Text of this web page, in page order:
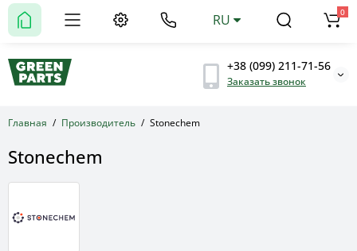
+38 (099) 211-71-56
Заказать звонок
RU 0
Главная Производитель Stonechem
Stonechem